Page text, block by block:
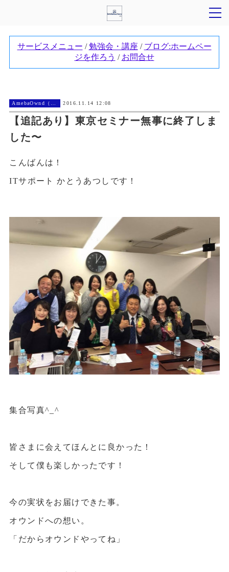
2016.11.14 12:08
【追記あり】東京セミナー無事に終了しま
した〜
こんばんは！
ITサポート かとうあつしです！
集合写真^_^
皆さまに会えてほんとに良かった！
そして僕も楽しかったです！
今の実状をお届けできた事。
オウンドへの想い。
「だからオウンドやってね」